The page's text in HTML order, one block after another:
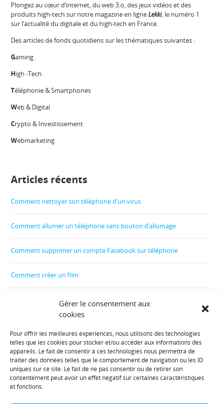
Gérer le consentement aux
cookies
Pour offrir les meilleures expériences, nous utilisons des technologies
telles que les cookies pour stocker et/ou accéder aux informations des
appareils. Le fait de consentir à ces technologies nous permettra de
traiter des données telles que le comportement de navigation ou les ID
uniques sur ce site. Le fait de ne pas consentir ou de retirer son
consentement peut avoir un effet négatif sur certaines caractéristiques
et fonctions.
Plongez au cœur d’internet, du web 3.o, des jeux vidéos et des
produits high-tech sur notre magazine en ligneLekki, le numéro 1
sur l’actualité du digitale et du high-tech en France.
Des articles de fonds quotidiens sur les thématiques suivantes :
Gaming
High -Tech
Téléphonie & Smartphones
Web & Digital
Crypto & Investissement
Webmarketing
Articles récents
Comment nettoyer son téléphone d’un virus
Comment allumer un téléphone sans bouton d’allumage
Comment supprimer un compte Facebook sur téléphone
Comment créer un film
Comment contrôler le téléphone de son enfant
Informations diverses :
Plan de site